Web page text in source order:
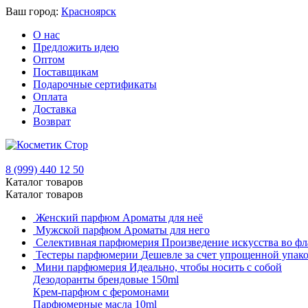
Ваш город: Красноярск
О нас
Предложить идею
Оптом
Поставщикам
Подарочные сертификаты
Оплата
Доставка
Возврат
8 (999) 440 12 50
Каталог товаров
Каталог товаров
Женский парфюм Ароматы для неё
Мужской парфюм Ароматы для него
Селективная парфюмерия Произведение искусства во
Тестеры парфюмерии Дешевле за счет упрощенной
Мини парфюмерия Идеально, чтобы носить с собой
Дезодоранты брендовые 150ml
Крем-парфюм с феромонами
Парфюмерные масла 10ml